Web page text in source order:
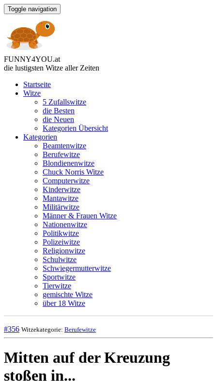
Toggle navigation
FUNNY4YOU.at
die lustigsten Witze aller Zeiten
Startseite
Witze
5 Zufallswitze
die Besten
die Neuen
Kategorien Übersicht
Kategorien
Beamtenwitze
Berufewitze
Blondienenwitze
Chuck Norris Witze
Computerwitze
Kinderwitze
Mantawitze
Militärwitze
Männer & Frauen Witze
Nationenwitze
Politikwitze
Polizeiwitze
Religionwitze
Schulwitze
Schwiegermutterwitze
Sportwitze
Tierwitze
gemischte Witze
über 18 Witze
#356 Witzekategorie: Berufewitze
Mitten auf der Kreuzung
stoßen in...